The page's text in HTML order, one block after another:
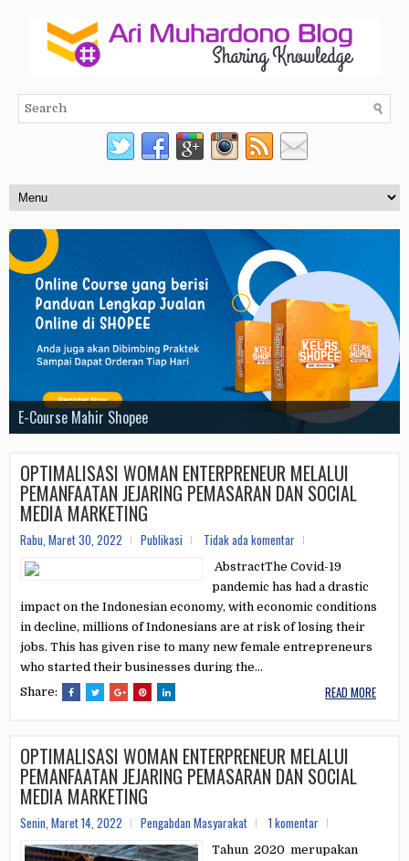
Visual AI
E-Course Mahir Shopee
Jago Edit Video Capcut
Tools Whatsapp Sender
E-Course Elite Membership
E-Course CANVA
OPTIMALISASI WOMAN ENTERPRENEUR MELALUI
PEMANFAATAN JEJARING PEMASARAN DAN SOCIAL
MEDIA MARKETING
Rabu, Maret 30, 2022 Publikasi Tidak ada komentar
AbstractThe Covid-19
pandemic has had a drastic
impact on the Indonesian economy, with economic conditions
in decline, millions of Indonesians are at risk of losing their
jobs. This has given rise to many new female entrepreneurs
who started their businesses during the...
Share:
READ MORE
OPTIMALISASI WOMAN ENTERPRENEUR MELALUI
PEMANFAATAN JEJARING PEMASARAN DAN SOCIAL
MEDIA MARKETING
Senin, Maret 14, 2022 Pengabdan Masyarakat 1 komentar
Tahun 2020 merupakan